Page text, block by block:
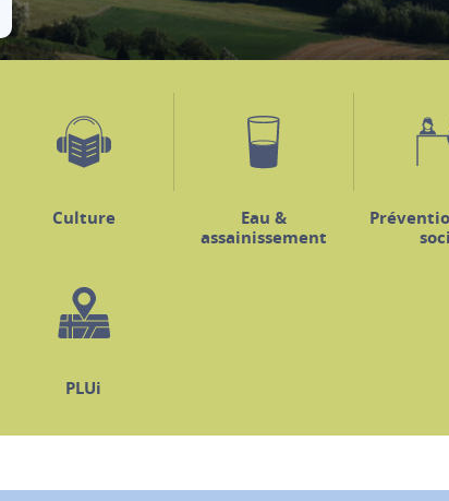
Culture
Eau &
assainissement
PLUi